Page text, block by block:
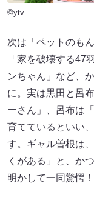
©ytv
次は「ペットのも
「家を破壊する47
ンちゃん」など、
に。実は黒田と呂
ーさん」、呂布は
育てているといい
す。ギャル曽根は
くがある」と、か
明かして一同驚愕！